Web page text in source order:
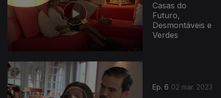
Casas do
Futuro,
Desmontáveis e
Verdes
Ep. 6 02 mar. 2023